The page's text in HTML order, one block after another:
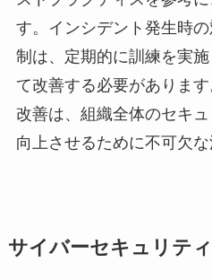
す。インシデント発生時
制は、定期的に訓練を実
て改善する必要がありま
改善は、組織全体のセキ
向上させるために不可欠な
サイバーセキュリテ